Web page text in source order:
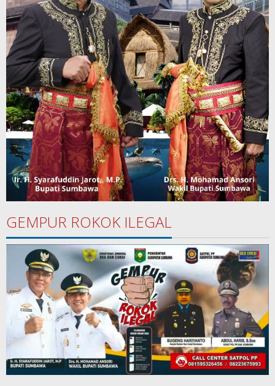
GEMPUR ROKOK ILEGAL